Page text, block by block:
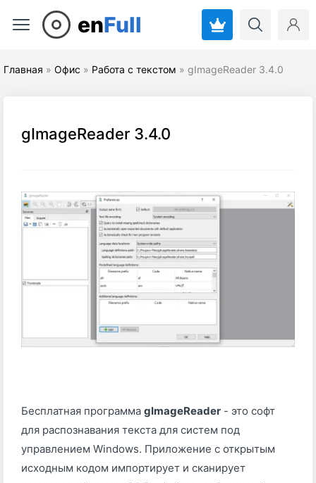
enFull
Главная » Офис » Работа с текстом » gImageReader 3.4.0
gImageReader 3.4.0
Бесплатная программа gImageReader - это софт
для распознавания текста для систем под
управлением Windows. Приложение с открытым
исходным кодом импортирует и сканирует